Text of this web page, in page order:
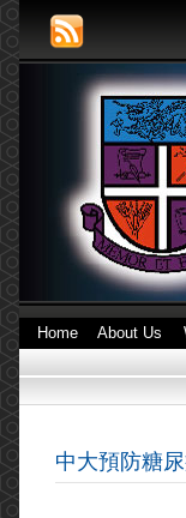
Home About Us
中大預防糖